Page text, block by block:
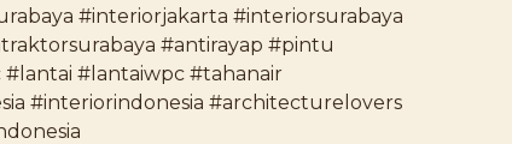
#interiorjakarta #interiorsurabaya
#antirayap #pintu
#lantaiwpc #tahanair
#interiorindonesia #architecturelovers